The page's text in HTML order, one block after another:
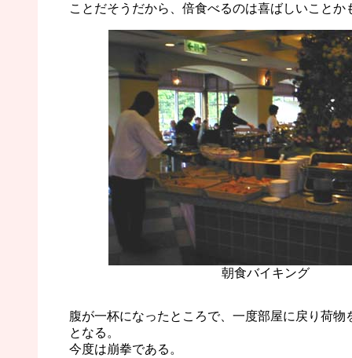
ことだそうだから、倍食べるのは喜ばしいことか
朝食バイキング
腹が一杯になったところで、一度部屋に戻り荷物
となる。
今度は崩拳である。